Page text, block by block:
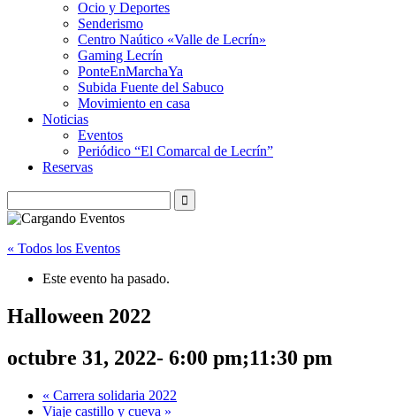
Ocio y Deportes
Senderismo
Centro Naútico «Valle de Lecrín»
Gaming Lecrín
PonteEnMarchaYa
Subida Fuente del Sabuco
Movimiento en casa
Noticias
Eventos
Periódico “El Comarcal de Lecrín”
Reservas
« Todos los Eventos
Este evento ha pasado.
Halloween 2022
octubre 31, 2022- 6:00 pm;11:30 pm
« Carrera solidaria 2022
Viaje castillo y cueva »